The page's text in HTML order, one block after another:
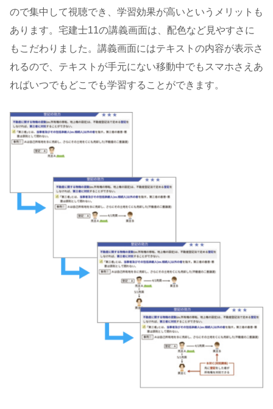
ので集中して視聴でき、学習効果が高いというメリットも
あります。宅建士11の講義画面は、配色など見やすさに
もこだわりました。講義画面にはテキストの内容が表示さ
れるので、テキストが手元にない移動中でもスマホさえあ
ればいつでもどこでも学習することができます。